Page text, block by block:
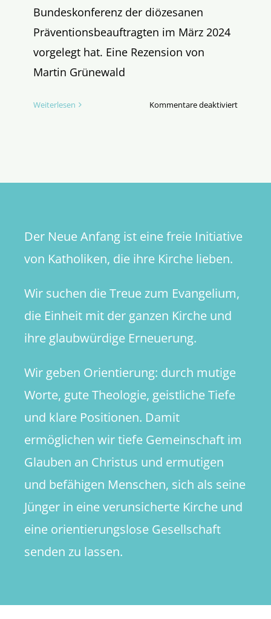
Bundeskonferenz der diözesanen
Präventionsbeauftragten im März 2024
vorgelegt hat. Eine Rezension von
Martin Grünewald
Weiterlesen Kommentare deaktiviertfür
Der Neue Anfang ist eine freie Initiative
von Katholiken, die ihre Kirche lieben.
Wir suchen die Treue zum Evangelium,
die Einheit mit der ganzen Kirche und
ihre glaubwürdige Erneuerung.
Wir geben Orientierung: durch mutige
Worte, gute Theologie, geistliche Tiefe
und klare Positionen. Damit
ermöglichen wir tiefe Gemeinschaft im
Glauben an Christus und ermutigen
und befähigen Menschen, sich als seine
Jünger in eine verunsicherte Kirche und
eine orientierungslose Gesellschaft
senden zu lassen.